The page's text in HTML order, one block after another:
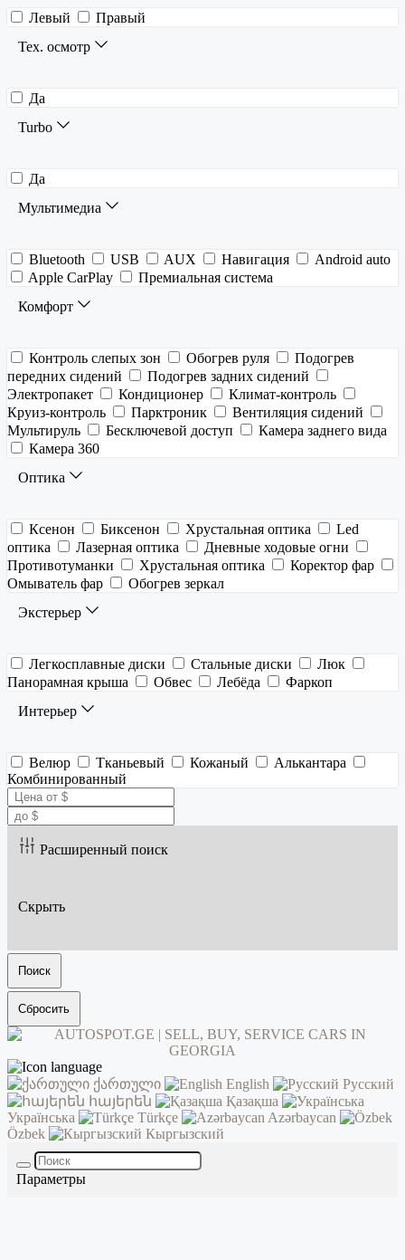
Левый
Правый
Тех. осмотр
Да
Turbo
Да
Мультимедиа
Bluetooth USB AUX Навигация
Android auto
Apple CarPlay
Премиальная система
Комфорт
Контроль слепых зон Обогрев руля
Подогрев
передних сидений
Подогрев задних сидений
Электропакет
Кондиционер
Климат-контроль
Круиз-контроль
Парктроник
Вентиляция сидений
Мультируль
Бесключевой доступ
Камера заднего вида
Камера 360
Оптика
Ксенон Биксенон Хрустальная оптика
Led
оптика
Лазерная оптика
Дневные ходовые огни
Противотуманки
Хрустальная оптика
Коректор фар
Омыватель фар
Обогрев зеркал
Экстерьер
Легкосплавные диски Стальные диски
Люк
Панорамная крыша
Обвес Лебёда
Фаркоп
Интерьер
Велюр Тканьевый Кожаный
Алькантара
Комбинированный
Расширенный поиск
Скрыть
Поиск
Сбросить
ქართული English
Русский
հայերեն
Қазақша
Українська
Türkçe
Azərbaycan
Özbek
Кыргызский
Параметры